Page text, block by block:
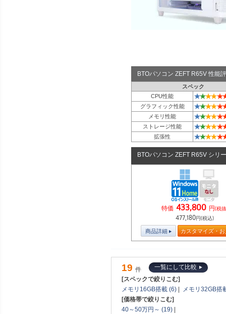
BTOパソコン ZEFT R65V 性能
スペック
CPU性能
★★★★★
グラフィック性能 ★★★★★
メモリ性能 ★★★★★
ストレージ性能 ★★★★★
拡張性 ★★★★★
BTOパソコン ZEFT R65V シリ
特価 433,800 円(税
477,180円(税込)
商品詳細 カスタマイズ・
19 件
一覧にして比較
[スペックで絞りこむ]
メモリ16GB搭載 (6)
メモリ32GB搭
[価格帯で絞りこむ]
40～50万円～ (19)